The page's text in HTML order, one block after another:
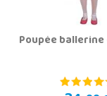
Poupée ballerine